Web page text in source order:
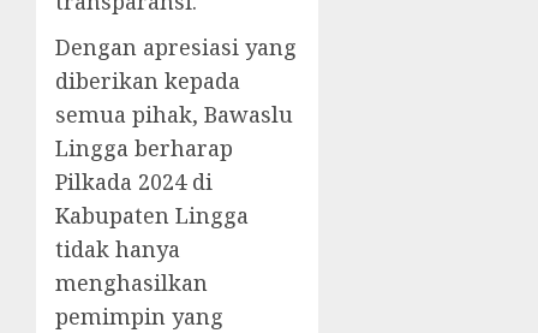
Dengan apresiasi yang
diberikan kepada
semua pihak, Bawaslu
Lingga berharap
Pilkada 2024 di
Kabupaten Lingga
tidak hanya
menghasilkan
pemimpin yang